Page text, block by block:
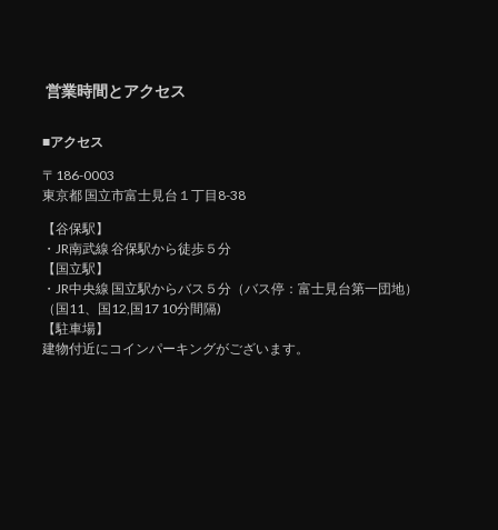
営業時間とアクセス
■アクセス
〒186-0003
東京都 国立市富士見台１丁目8-38
【谷保駅】
・JR南武線 谷保駅から徒歩５分
【国立駅】
・JR中央線 国立駅からバス５分（バス停：富士見台第一団地）
（国11、国12,国17 10分間隔)
【駐車場】
建物付近にコインパーキングがございます。